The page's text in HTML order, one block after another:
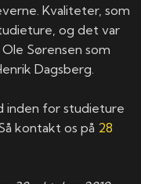
Kvaliteter, som
og det var
Sørensen som
Dagsberg.
inden for studieture
kontakt os på 28